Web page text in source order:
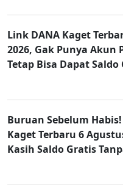
Link DANA Kaget
2026, Gak Punya Akun
Tetap Bisa Dapat Saldo
Buruan Sebelum
Kaget Terbaru 6
Kasih Saldo Gratis